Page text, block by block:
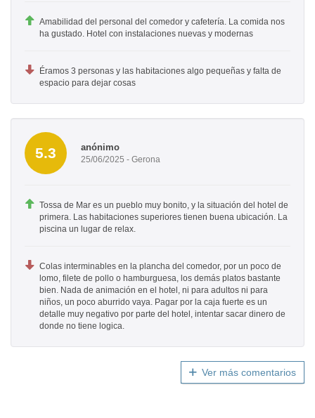
Amabilidad del personal del comedor y cafetería. La comida nos
ha gustado. Hotel con instalaciones nuevas y modernas
Éramos 3 personas y las habitaciones algo pequeñas y falta de
espacio para dejar cosas
5.3 anónimo
25/06/2025 - Gerona
Tossa de Mar es un pueblo muy bonito, y la situación del hotel de
primera. Las habitaciones superiores tienen buena ubicación. La
piscina un lugar de relax.
Colas interminables en la plancha del comedor, por un poco de
lomo, filete de pollo o hamburguesa, los demás platos bastante
bien. Nada de animación en el hotel, ni para adultos ni para
niños, un poco aburrido vaya. Pagar por la caja fuerte es un
detalle muy negativo por parte del hotel, intentar sacar dinero de
donde no tiene logica.
Ver más comentarios